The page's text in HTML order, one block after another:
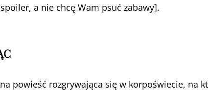
a nie chcę Wam psuć zabawy].
powieść rozgrywająca się w korpoświecie, na